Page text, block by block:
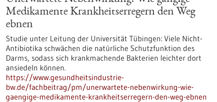
Medikamente Krankheitserregern den Weg
ebnen
Studie unter Leitung der Universität Tübingen: Viele Nicht-
Antibiotika schwächen die natürliche Schutzfunktion des
Darms, sodass sich krankmachende Bakterien leichter dort
ansiedeln können.
https://www.gesundheitsindustrie-
bw.de/fachbeitrag/pm/unerwartete-nebenwirkung-wie-
gaengige-medikamente-krankheitserregern-den-weg-ebnen